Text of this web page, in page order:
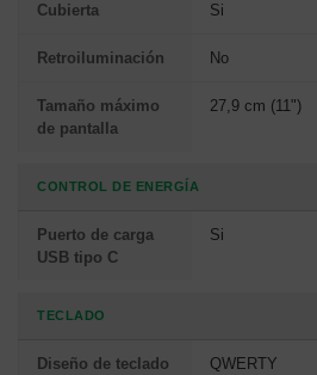
Cubierta Si
Retroiluminación No
Tamaño máximo
de pantalla
27,9 cm (11")
CONTROL DE ENERGÍA
Puerto de carga
USB tipo C
Si
TECLADO
Diseño de teclado QWERTY